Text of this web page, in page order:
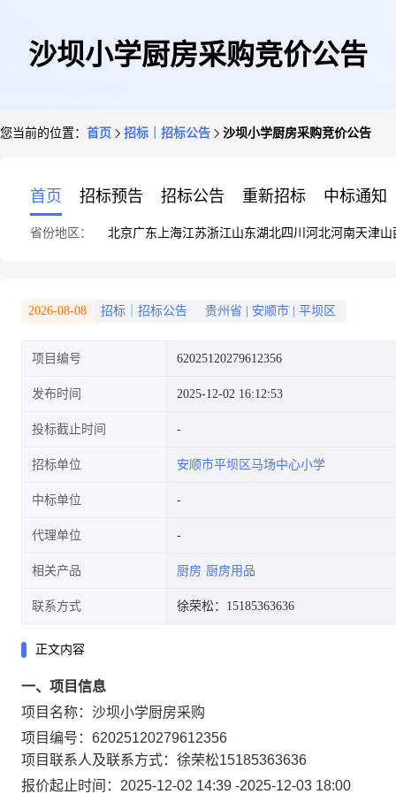
沙坝小学厨房采购竞价公告
您当前的位置： 首页 招标｜招标公告 沙坝小学厨房采购竞价公告
首页 招标预告 招标公告 重新招标 中标通知
省份地区： 北京广东 上海江苏浙江山东湖北四川 河北河南天津山
2026-08-08 招标｜招标公告 贵州省 安顺市 平坝区
项目编号 62025120279612356
发布时间 2025-12-02 16:12:53
投标截止时间
招标单位 安顺市平坝区马场中心小学
中标单位
代理单位
相关产品 厨房 厨房用品
联系方式 徐荣松：15185363636
正文内容
一、项目信息
项目名称： 沙坝小学厨房采购
项目编号： 62025120279612356
项目联系人及联系方式： 徐荣松15185363636
报价起止时间： 2025-12-02 14:39 -2025-12-03 18:00